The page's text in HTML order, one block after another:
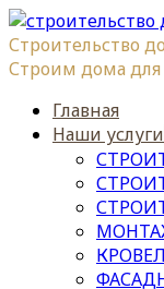
Строительство
Строим дома
Главная
Наши услуги